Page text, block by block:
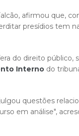
afirmou que,
presídios tem
do direito público,
Interno do
questões
em análise",